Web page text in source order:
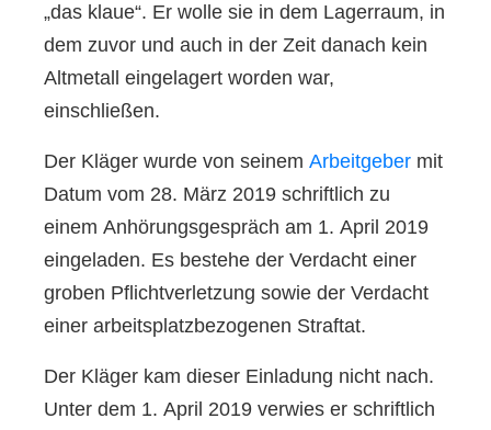
„das klaue“. Er wolle sie in dem Lagerraum, in
dem zuvor und auch in der Zeit danach kein
Altmetall eingelagert worden war,
einschließen.
Der Kläger wurde von seinem Arbeitgeber mit
Datum vom 28. März 2019 schriftlich zu
einem Anhörungsgespräch am 1. April 2019
eingeladen. Es bestehe der Verdacht einer
groben Pflichtverletzung sowie der Verdacht
einer arbeitsplatzbezogenen Straftat.
Der Kläger kam dieser Einladung nicht nach.
Unter dem 1. April 2019 verwies er schriftlich